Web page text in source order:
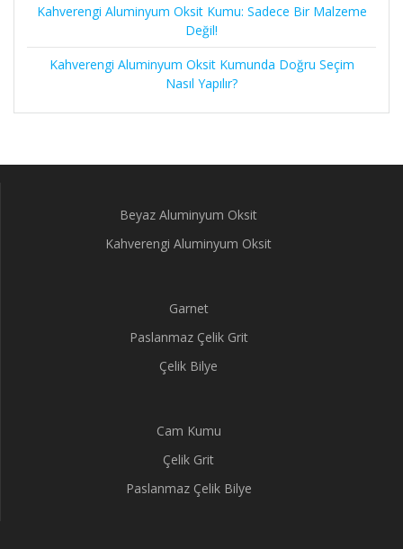
Kahverengi Aluminyum Oksit Kumu: Sadece Bir Malzeme
Değil!
Kahverengi Aluminyum Oksit Kumunda Doğru Seçim
Nasıl Yapılır?
Beyaz Aluminyum Oksit
Kahverengi Aluminyum Oksit
Garnet
Paslanmaz Çelik Grit
Çelik Bilye
Cam Kumu
Çelik Grit
Paslanmaz Çelik Bilye